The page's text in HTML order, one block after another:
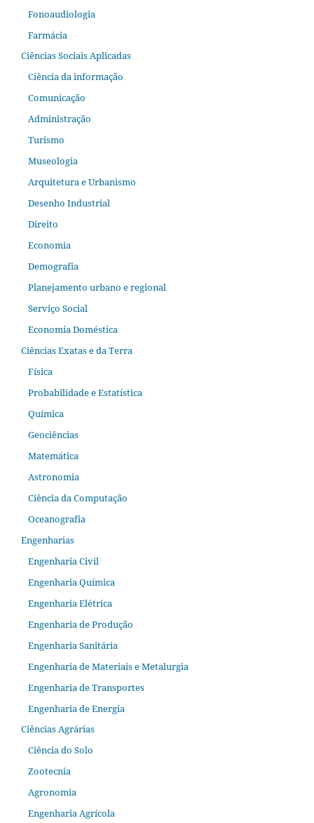
Fonoaudiologia
Farmácia
Ciências Sociais Aplicadas
Ciência da informação
Comunicação
Administração
Turismo
Museologia
Arquitetura e Urbanismo
Desenho Industrial
Direito
Economia
Demografia
Planejamento urbano e regional
Serviço Social
Economia Doméstica
Ciências Exatas e da Terra
Física
Probabilidade e Estatística
Química
Geociências
Matemática
Astronomia
Ciência da Computação
Oceanografia
Engenharias
Engenharia Civil
Engenharia Química
Engenharia Elétrica
Engenharia de Produção
Engenharia Sanitária
Engenharia de Materiais e Metalurgia
Engenharia de Transportes
Engenharia de Energia
Ciências Agrárias
Ciência do Solo
Zootecnia
Agronomia
Engenharia Agrícola